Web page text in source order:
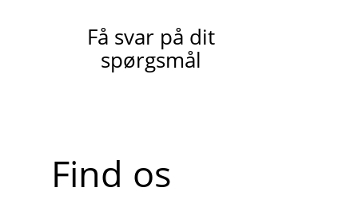
Få svar på dit
spørgsmål
Find os